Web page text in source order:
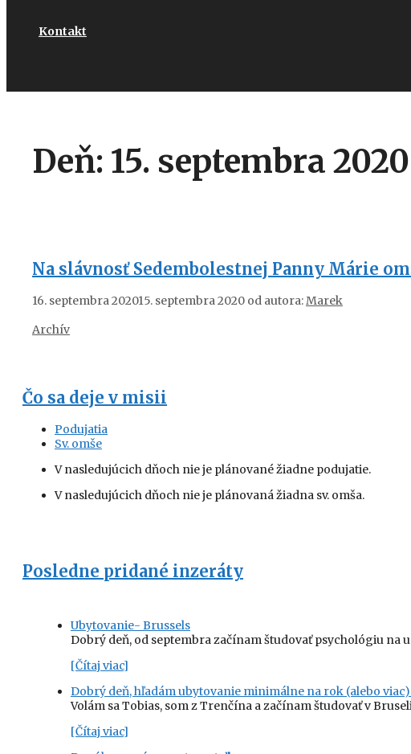
Kontakt
Deň: 15. septembra 2020
Na slávnosť Sedembolestnej Panny Márie
16. septembra 202015. septembra 2020 od autora:Marek
Kategórie
Archív
Čo sa deje v misii
Podujatia
Sv. omše
V nasledujúcich dňoch nie je plánované žiadne podujatie.
V nasledujúcich dňoch nie je plánovaná žiadna sv. omša.
Posledne pridané inzeráty
Ubytovanie- Brussels
Dobrý deň, od septembra začínam študovať psychológiu na
[Čítaj viac]
Dobrý deň, hľadám ubytovanie minimálne na rok (alebo
Volám sa Tobias, som z Trenčína a začínam študovať v
[Čítaj viac]